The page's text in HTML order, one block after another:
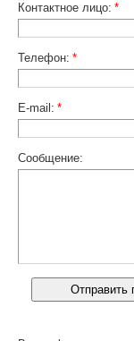
Контактное лицо: *
Телефон: *
E-mail: *
Сообщение: